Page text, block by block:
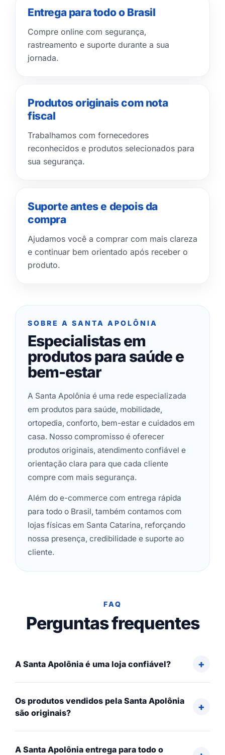
Entrega para todo o Brasil
Compre online com segurança,
rastreamento e suporte durante a sua
jornada.
Produtos originais com nota
fiscal
Trabalhamos com fornecedores
reconhecidos e produtos selecionados para
sua segurança.
Suporte antes e depois da
compra
Ajudamos você a comprar com mais clareza
e continuar bem orientado após receber o
produto.
SOBRE A SANTA APOLÔNIA
Especialistas em
produtos para saúde e
bem-estar
A Santa Apolônia é uma rede especializada
em produtos para saúde, mobilidade,
ortopedia, conforto, bem-estar e cuidados em
casa. Nosso compromisso é oferecer
produtos originais, atendimento confiável e
orientação clara para que cada cliente
compre com mais segurança.
Além do e-commerce com entrega rápida
para todo o Brasil, também contamos com
lojas físicas em Santa Catarina, reforçando
nossa presença, credibilidade e suporte ao
cliente.
FAQ
Perguntas frequentes
A Santa Apolônia é uma loja confiável?
Os produtos vendidos pela Santa Apolônia
são originais?
A Santa Apolônia entrega para todo o